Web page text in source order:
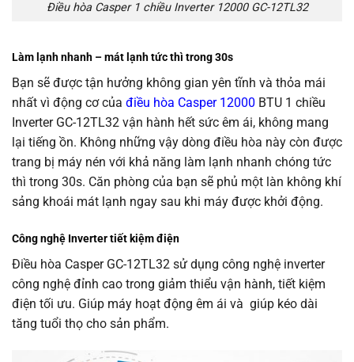
Điều hòa Casper 1 chiều Inverter 12000 GC-12TL32
Làm lạnh nhanh – mát lạnh tức thì trong 30s
Bạn sẽ được tận hưởng không gian yên tĩnh và thỏa mái
nhất vì động cơ của điều hòa Casper 12000 BTU 1 chiều
Inverter GC-12TL32 vận hành hết sức êm ái, không mang
lại tiếng ồn. Không những vậy dòng điều hòa này còn được
trang bị máy nén với khả năng làm lạnh nhanh chóng tức
thì trong 30s. Căn phòng của bạn sẽ phủ một làn không khí
sảng khoái mát lạnh ngay sau khi máy được khởi động.
Công nghệ Inverter tiết kiệm điện
Điều hòa Casper GC-12TL32 sử dụng công nghệ inverter
công nghệ đỉnh cao trong giảm thiểu vận hành, tiết kiệm
điện tối ưu. Giúp máy hoạt động êm ái và giúp kéo dài
tăng tuổi thọ cho sản phẩm.